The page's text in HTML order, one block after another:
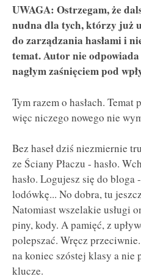
UWAGA: Ostrzegam, że
nudna dla tych, którzy już
do zarządzania hasłami i
temat. Autor nie odpowiada
nagłym zaśnięciem pod
Tym razem o hasłach.
więc niczego nowego nie
Bez haseł dziś niezmiernie
ze Ściany Płaczu - hasło.
hasło. Logujesz się do bloga
lodówkę... No dobra, tu
Natomiast wszelakie usługi
piny, kody. A pamięć, z
polepszać. Wręcz
na koniec szóstej klasy a nie
klucze.